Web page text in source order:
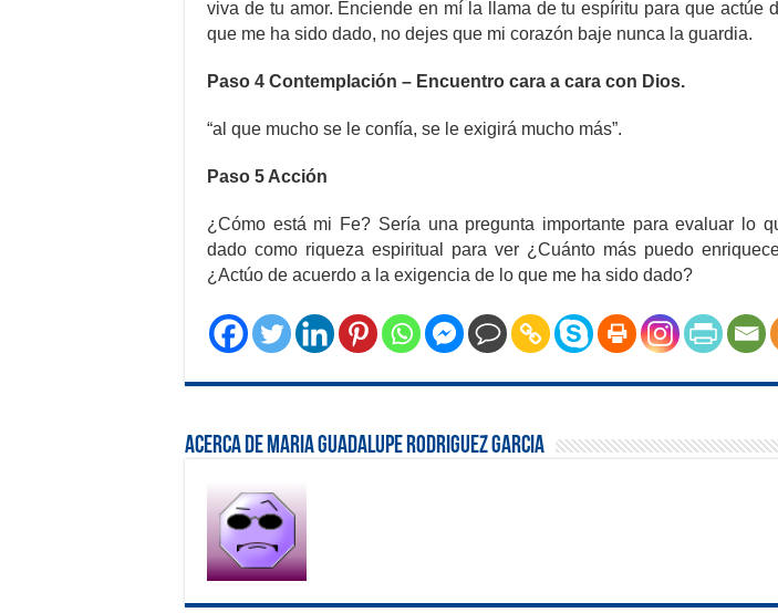
viva de tu amor. Enciende en mí la llama de tu espíritu para que actúe
que me ha sido dado, no dejes que mi corazón baje nunca la guardia.
Paso 4 Contemplación – Encuentro cara a cara con Dios.
“al que mucho se le confía, se le exigirá mucho más”.
Paso 5 Acción
¿Cómo está mi Fe? Sería una pregunta importante para evaluar lo
dado como riqueza espiritual para ver ¿Cuánto más puedo
¿Actúo de acuerdo a la exigencia de lo que me ha sido dado?
Acerca de Maria Guadalupe Rodriguez Garcia